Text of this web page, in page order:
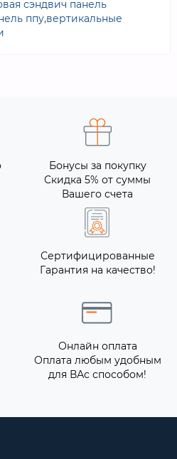
сэндвич панель
ппу,вертикальные
Бонусы за покупку
Скидка 5% от суммы
Вашего счета
Сертифицированные
Гарантия на качество!
Онлайн оплата
Оплата любым удобным
для ВАс способом!